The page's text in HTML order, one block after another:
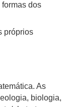
dos
próprios
As
biologia,